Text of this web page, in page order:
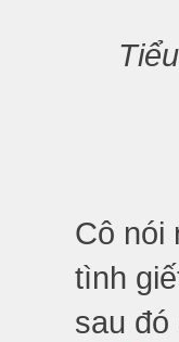
Cô nói
tình
sau